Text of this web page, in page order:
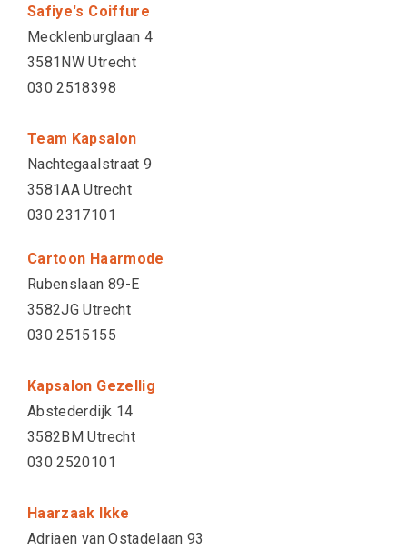
Safiye's Coiffure
Mecklenburglaan 4
3581NW Utrecht
030 2518398
Team Kapsalon
Nachtegaalstraat 9
3581AA Utrecht
030 2317101
Cartoon Haarmode
Rubenslaan 89-E
3582JG Utrecht
030 2515155
Kapsalon Gezellig
Abstederdijk 14
3582BM Utrecht
030 2520101
Haarzaak Ikke
Adriaen van Ostadelaan 93